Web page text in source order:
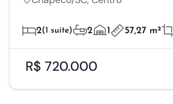
2(1 suíte) 2 1 57,27 m²
R$ 720.000